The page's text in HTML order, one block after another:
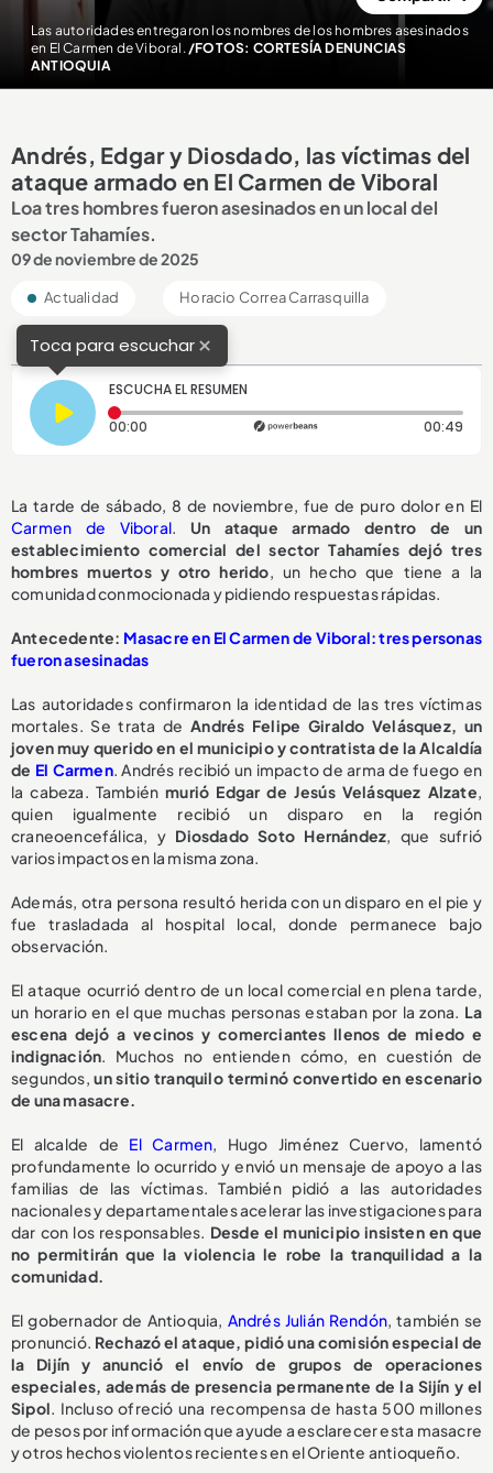
Las autoridades entregaron los nombres de los hombres asesinados
en El Carmen de Viboral. /FOTOS: CORTESÍA DENUNCIAS
ANTIOQUIA
Andrés, Edgar y Diosdado, las víctimas del
ataque armado en El Carmen de Viboral
Loa tres hombres fueron asesinados en un local del
sector Tahamíes.
09 de noviembre de 2025
Actualidad Horacio Correa Carrasquilla
Toca para escuchar×
ESCUCHA EL RESUMEN
00:00 Tiempo transcurrido: 0 segundos 00:49
La tarde de sábado, 8 de noviembre, fue de puro dolor en El
Carmen de Viboral. Un ataque armado dentro de un
establecimiento comercial del sector Tahamíes dejó tres
hombres muertos y otro herido, un hecho que tiene a la
comunidad conmocionada y pidiendo respuestas rápidas.
Antecedente: Masacre en El Carmen de Viboral: tres personas
fueron asesinadas
Las autoridades confirmaron la identidad de las tres víctimas
mortales. Se trata deAndrés Felipe Giraldo Velásquez, un
joven muy querido en el municipio y contratista de la Alcaldía
de El Carmen. Andrés recibió un impacto de arma de fuego en
la cabeza. Tambiénmurió Edgar de Jesús Velásquez Alzate,
quien igualmente recibió un disparo en la región
craneoencefálica, y Diosdado Soto Hernández, que sufrió
varios impactos en la misma zona.
Además, otra persona resultó herida con un disparo en el pie y
fue trasladada al hospital local, donde permanece bajo
observación.
El ataque ocurrió dentro de un local comercial en plena tarde,
un horario en el que muchas personas estaban por la zona. La
escena dejó a vecinos y comerciantes llenos de miedo e
indignación. Muchos no entienden cómo, en cuestión de
segundos,un sitio tranquilo terminó convertido en escenario
de una masacre.
El alcalde de El Carmen, Hugo Jiménez Cuervo, lamentó
profundamente lo ocurrido y envió un mensaje de apoyo a las
familias de las víctimas. También pidió a las autoridades
nacionales y departamentales acelerar las investigaciones para
dar con los responsables. Desde el municipio insisten en que
no permitirán que la violencia le robe la tranquilidad a la
comunidad.
El gobernador de Antioquia, Andrés Julián Rendón, también se
pronunció. Rechazó el ataque, pidió una comisión especial de
la Dijín y anunció el envío de grupos de operaciones
especiales, además de presencia permanente de la Sijín y el
Sipol. Incluso ofreció una recompensa de hasta 500 millones
de pesos por información que ayude a esclarecer esta masacre
y otros hechos violentos recientes en el Oriente antioqueño.